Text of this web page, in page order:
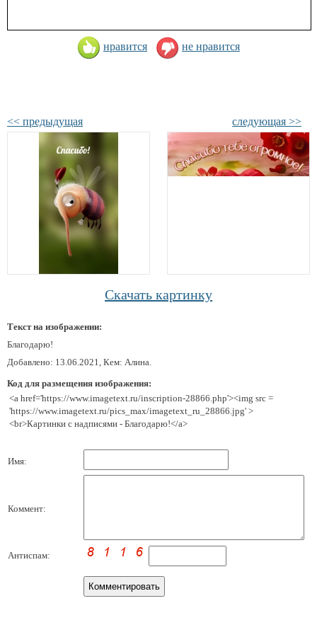
нравится не нравится
<< предыдущая следующая >>
Скачать картинку
Текст на изображении:
Благодарю!
Добавлено: 13.06.2021, Кем: Алина.
Код для размещения изображения:
<a href='https://www.imagetext.ru/inscription-28866.php'><img src =
'https://www.imagetext.ru/pics_max/imagetext_ru_28866.jpg' >
<br>Картинки с надписями - Благодарю!</a>
Имя:
Коммент:
Антиспам: